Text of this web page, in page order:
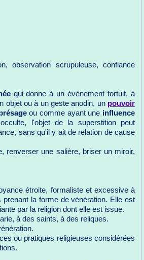
observation scrupuleuse, confiance
qui donne à un évènement fortuit, à
objet ou à un geste anodin, un pouvoir
ou comme ayant une influence
l'objet de la superstition peut
sans qu'il y ait de relation de cause
renverser une salière, briser un miroir,
étroite, formaliste et excessive à
prenant la forme de vénération. Elle est
par la religion dont elle est issue.
à des saints, à des reliques.
ou pratiques religieuses considérées